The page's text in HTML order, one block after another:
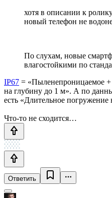
хотя в описании к
новый телефон не
По слухам, новые
влагостойкими по
IP67 = «Пыленепроницаемое
на глубину до 1 м». А по
есть «Длительное погружение
Что-то не сходится…
Ответить